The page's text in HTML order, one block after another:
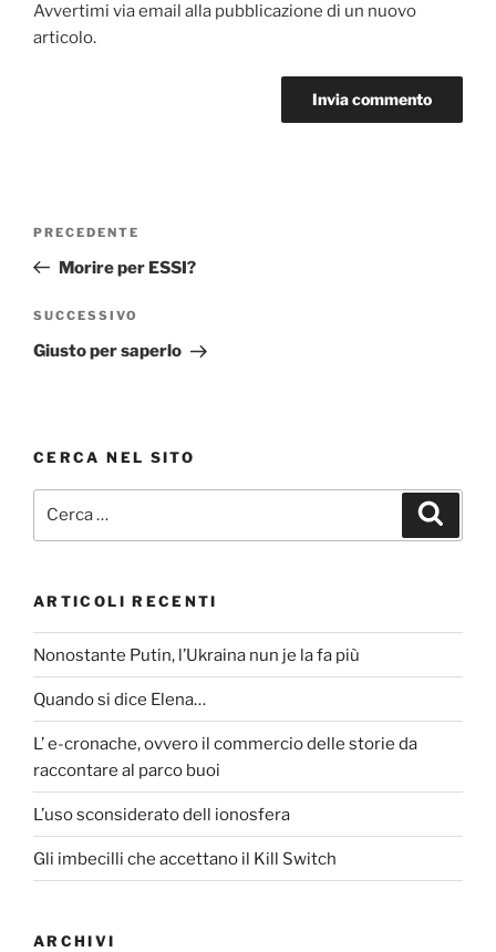
Avvertimi via email alla pubblicazione di un nuovo
articolo.
Articolo
precedente:
PRECEDENTE
Morire per ESSI?
Articolo
successivo
SUCCESSIVO
Giusto per saperlo
CERCA NEL SITO
ARTICOLI RECENTI
Nonostante Putin, l’Ukraina nun je la fa più
Quando si dice Elena…
L’ e-cronache, ovvero il commercio delle storie da
raccontare al parco buoi
L’uso sconsiderato dell ionosfera
Gli imbecilli che accettano il Kill Switch
ARCHIVI